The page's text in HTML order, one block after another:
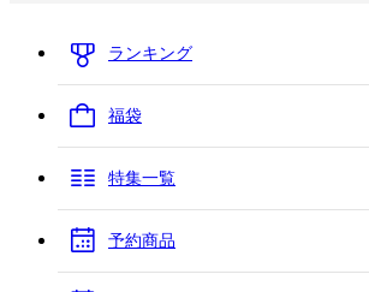
ランキング
福袋
特集一覧
予約商品